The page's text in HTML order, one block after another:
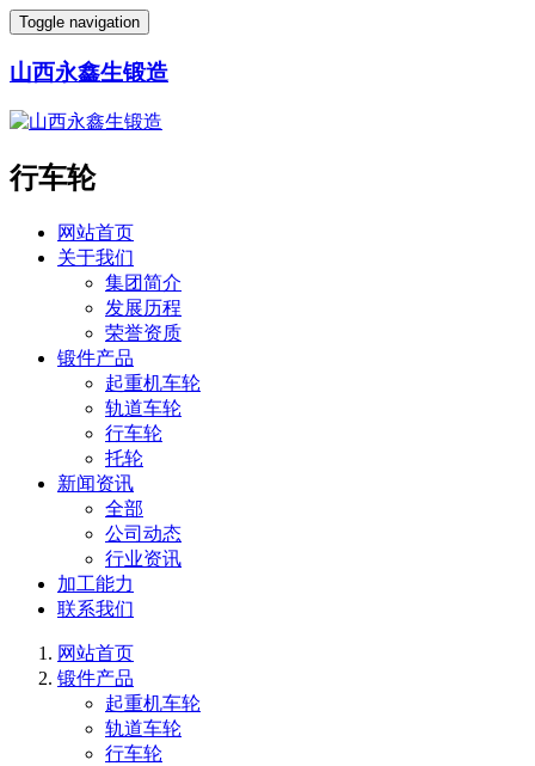
Toggle navigation
山西永鑫生锻造
行车轮
网站首页
关于我们
集团简介
发展历程
荣誉资质
锻件产品
起重机车轮
轨道车轮
行车轮
托轮
新闻资讯
全部
公司动态
行业资讯
加工能力
联系我们
网站首页
锻件产品
起重机车轮
轨道车轮
行车轮